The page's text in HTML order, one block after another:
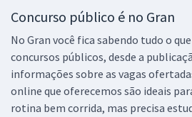
Concurso público é no Gran
No Gran você fica sabendo tudo o
concursos públicos, desde a
informações sobre as vagas
online que oferecemos são ideais
rotina bem corrida, mas precisa